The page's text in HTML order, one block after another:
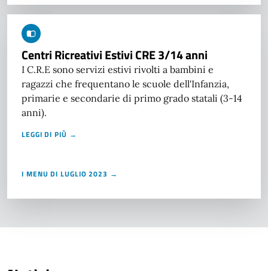
Centri Ricreativi Estivi CRE 3/14 anni
I C.R.E sono servizi estivi rivolti a bambini e
ragazzi che frequentano le scuole dell'Infanzia,
primarie e secondarie di primo grado statali (3-14
anni).
LEGGI DI PIÙ →
I MENU DI LUGLIO 2023 →